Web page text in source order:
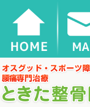
千葉県松戸市新松戸 ときた整骨院